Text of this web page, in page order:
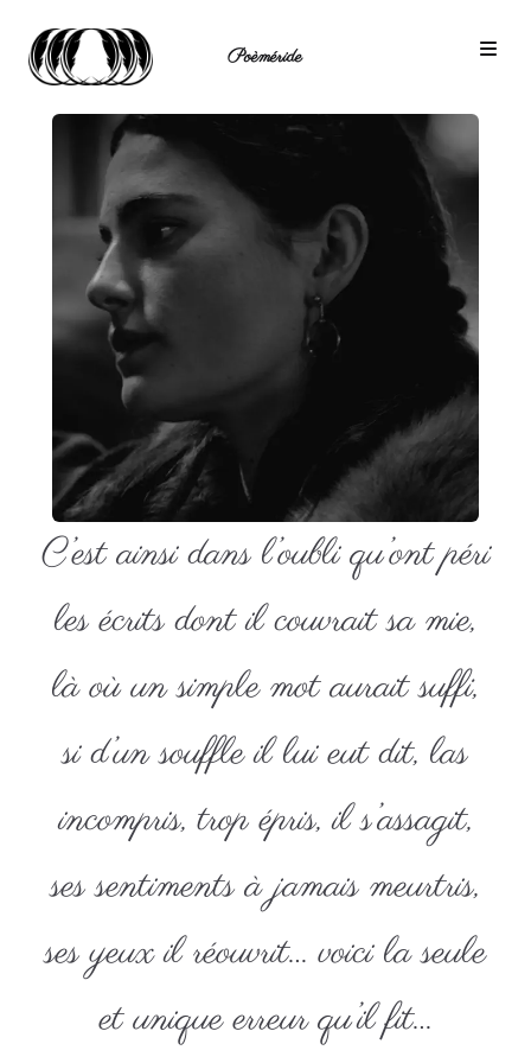
Poèméride
C’est ainsi dans l’oubli qu’ont péri
les écrits dont il couvrait sa mie,
là où un simple mot aurait suffi,
si d’un souffle il lui eut dit, las
incompris, trop épris, il s’assagit,
ses sentiments à jamais meurtris,
ses yeux il réouvrit… voici la seule
et unique erreur qu’il fit…